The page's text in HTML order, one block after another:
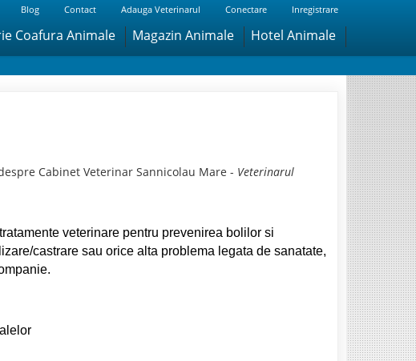
Blog Contact Adauga Veterinarul Conectare Inregistrare
Coafura Animale Magazin Animale Hotel Animale
Cabinet Veterinar Sannicolau Mare - Veterinarul
veterinare pentru prevenirea bolilor si
castrare sau orice alta problema legata de sanatate,